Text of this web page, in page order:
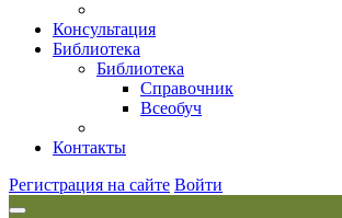
Консультация
Библиотека
Библиотека
Справочник
Всеобуч
Контакты
Регистрация на сайте Войти